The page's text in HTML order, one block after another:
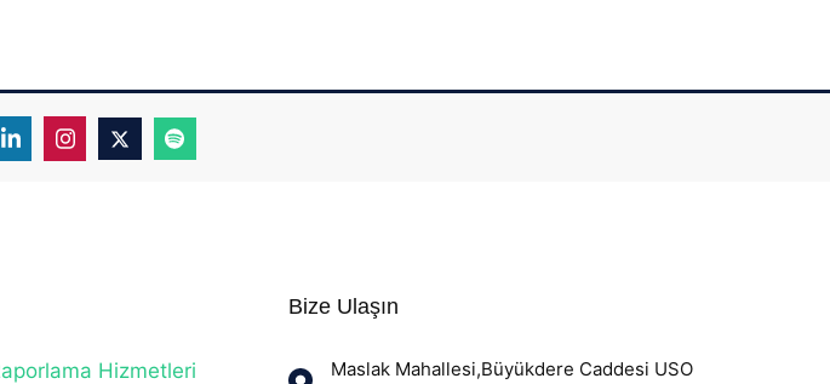
Hizmetleri
Bize Ulaşın
Maslak Mahallesi,Büyükdere Caddesi USO